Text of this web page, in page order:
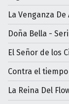
La Venganza
Doña Bella -
El Señor de los
Contra el
La Reina Del